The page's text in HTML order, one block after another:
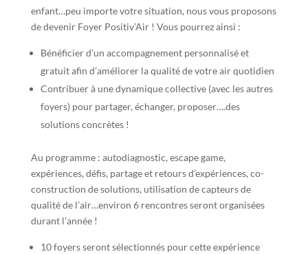
enfant…peu importe votre situation, nous vous proposons
de devenir Foyer Positiv’Air ! Vous pourrez ainsi :
Bénéficier d’un accompagnement personnalisé et
gratuit afin d’améliorer la qualité de votre air quotidien
Contribuer à une dynamique collective (avec les autres
foyers) pour partager, échanger, proposer….des
solutions concrètes !
Au programme : autodiagnostic, escape game,
expériences, défis, partage et retours d’expériences, co-
construction de solutions, utilisation de capteurs de
qualité de l’air…environ 6 rencontres seront organisées
durant l’année !
10 foyers seront sélectionnés pour cette expérience